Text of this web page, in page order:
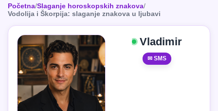
Početna/Slaganje horoskopskih znakova/
Vodolija i Škorpija: slaganje znakova u ljubavi
Vladimir
✉ SMS